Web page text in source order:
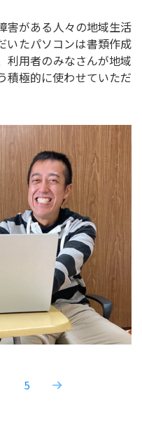
害がある人々の地域生活
いたパソコンは書類作成
利用者のみなさんが地域
積極的に使わせていただ
5